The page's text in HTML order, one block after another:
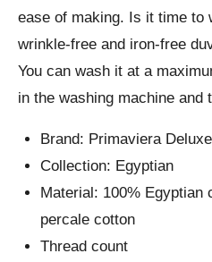
ease of making. Is it time to
wrinkle-free and iron-free
You can wash it at a
in the washing machine and
Brand: Primaviera Deluxe
Collection: Egyptian
Material: 100% Egyptian
percale cotton
Thread count